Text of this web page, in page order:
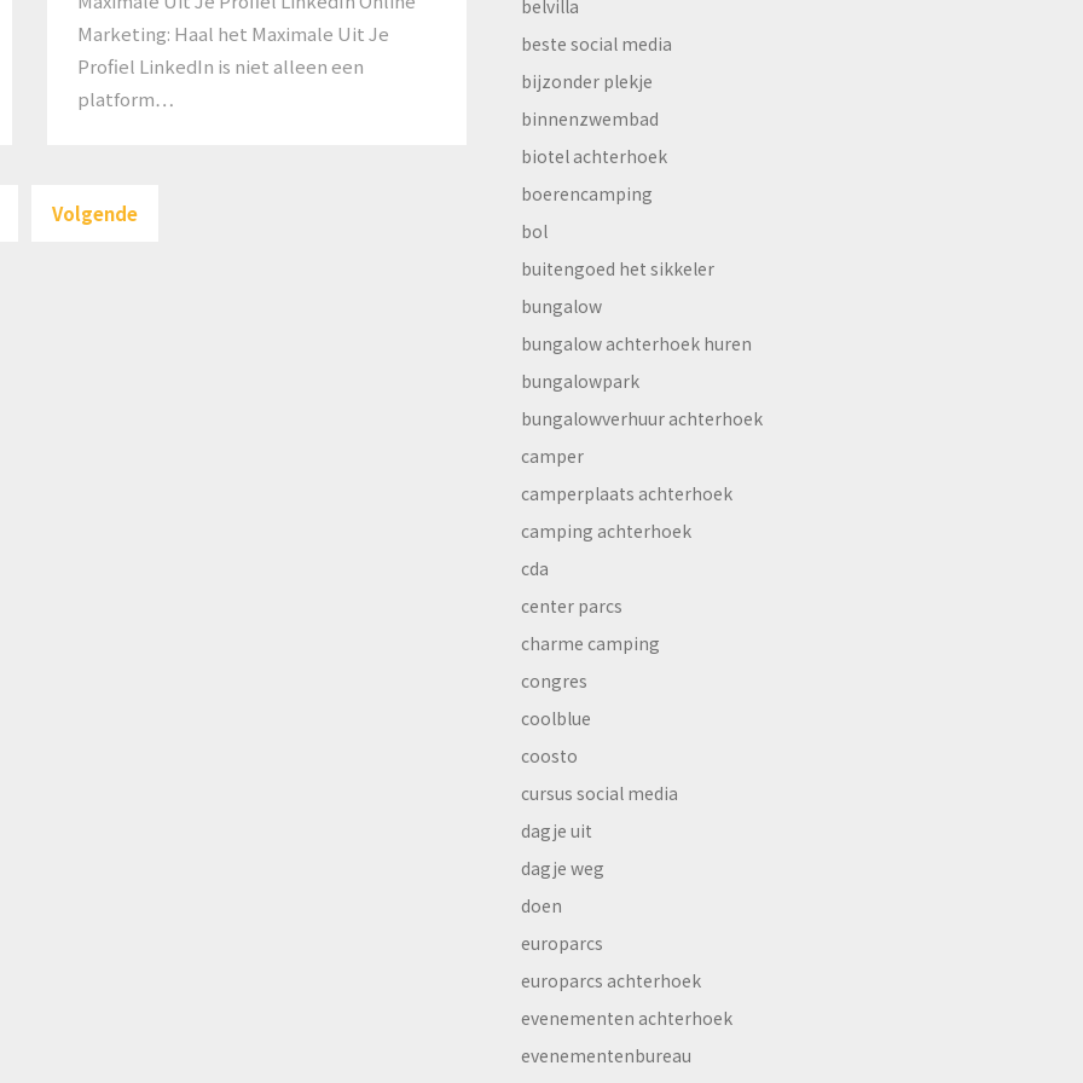
Marketing: Haal het Maximale Uit Je
Profiel LinkedIn is niet alleen een
platform…
paginering
Volgende
belvilla
beste social media
bijzonder plekje
binnenzwembad
biotel achterhoek
boerencamping
bol
buitengoed het sikkeler
bungalow
bungalow achterhoek huren
bungalowpark
bungalowverhuur achterhoek
camper
camperplaats achterhoek
camping achterhoek
cda
center parcs
charme camping
congres
coolblue
coosto
cursus social media
dagje uit
dagje weg
doen
europarcs
europarcs achterhoek
evenementen achterhoek
evenementenbureau